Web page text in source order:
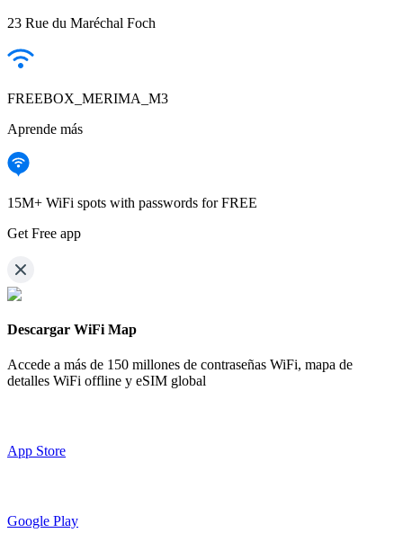
23 Rue du Maréchal Foch
FREEBOX_MERIMA_M3
Aprende más
15M+ WiFi spots with passwords for FREE
Get Free app
Descargar WiFi Map
Accede a más de 150 millones de contraseñas WiFi, mapa de
detalles WiFi offline y eSIM global
App Store
Google Play